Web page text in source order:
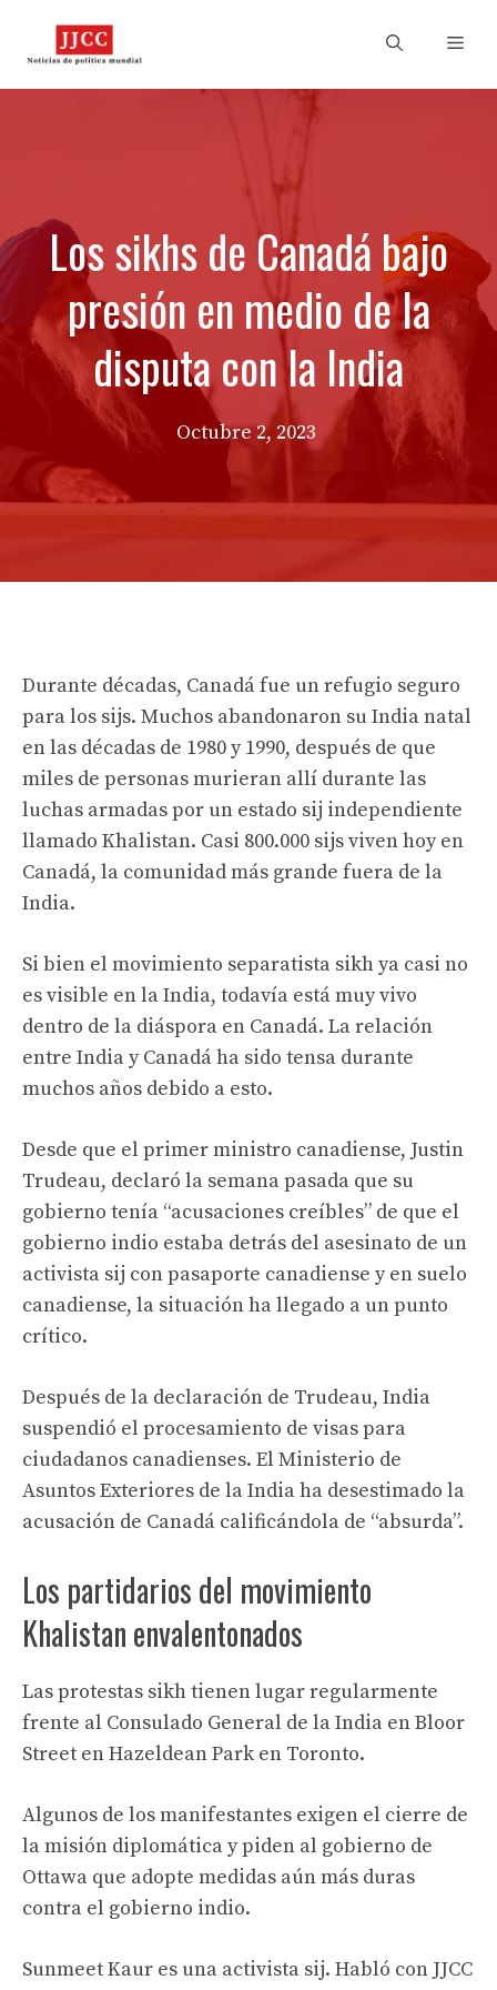
Los sikhs de Canadá bajo
presión en medio de la
disputa con la India
Octubre 2, 2023
Durante décadas, Canadá fue un refugio seguro
para los sijs. Muchos abandonaron su India natal
en las décadas de 1980 y 1990, después de que
miles de personas murieran allí durante las
luchas armadas por un estado sij independiente
llamado Khalistan. Casi 800.000 sijs viven hoy en
Canadá, la comunidad más grande fuera de la
India.
Si bien el movimiento separatista sikh ya casi no
es visible en la India, todavía está muy vivo
dentro de la diáspora en Canadá. La relación
entre India y Canadá ha sido tensa durante
muchos años debido a esto.
Desde que el primer ministro canadiense, Justin
Trudeau, declaró la semana pasada que su
gobierno tenía “acusaciones creíbles” de que el
gobierno indio estaba detrás del asesinato de un
activista sij con pasaporte canadiense y en suelo
canadiense, la situación ha llegado a un punto
crítico.
Después de la declaración de Trudeau, India
suspendió el procesamiento de visas para
ciudadanos canadienses. El Ministerio de
Asuntos Exteriores de la India ha desestimado la
acusación de Canadá calificándola de “absurda”.
Los partidarios del movimiento
Khalistan envalentonados
Las protestas sikh tienen lugar regularmente
frente al Consulado General de la India en Bloor
Street en Hazeldean Park en Toronto.
Algunos de los manifestantes exigen el cierre de
la misión diplomática y piden al gobierno de
Ottawa que adopte medidas aún más duras
contra el gobierno indio.
Sunmeet Kaur es una activista sij. Habló con JJCC